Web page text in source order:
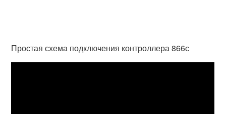
Простая схема подключения контроллера 866с